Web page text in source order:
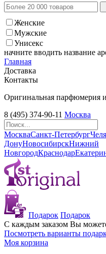
Женские
Мужские
Унисекс
начните вводить название
Главная
Доставка
Контакты
Оригинальная парфюмерия
8 (495) 374-90-11 Москва
МоскваСанкт-Петербург
ДонуНовосибирскНижний
НовгородКраснодар
Подарок Подарок
С каждым заказом Вы
Посмотреть варианты
Моя корзина